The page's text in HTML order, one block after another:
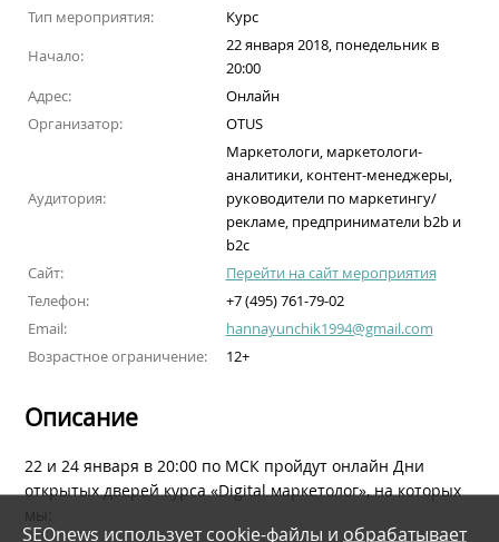
Тип мероприятия:
Курс
Начало:
22 января 2018, понедельник в
20:00
Адрес:
Онлайн
Организатор:
OTUS
Аудитория:
Маркетологи, маркетологи-
аналитики, контент-менеджеры,
руководители по маркетингу/
рекламе, предприниматели b2b и
b2c
Сайт:
Перейти на сайт мероприятия
Телефон:
+7 (495) 761-79-02
Email:
hannayunchik1994@gmail.com
Возрастное ограничение:
12+
Описание
22 и 24 января в 20:00 по МСК пройдут онлайн Дни
открытых дверей курса «Digital маркетолог», на которых
мы:
SEOnews использует cookie-файлы и обрабатывает